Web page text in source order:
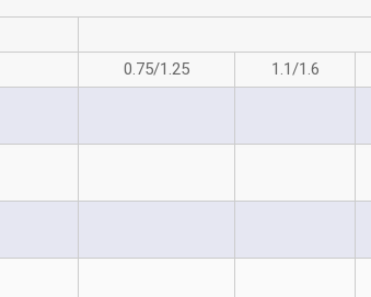
0.75/1.25 1.1/1.6